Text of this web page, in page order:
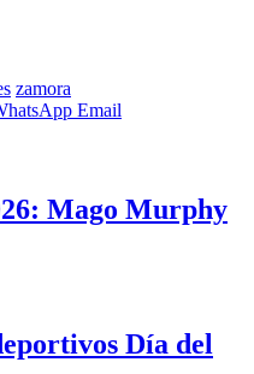
zamora
Email
Mago Murphy
Día del